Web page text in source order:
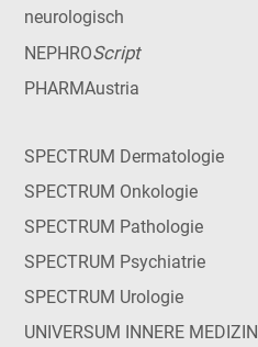
neurologisch
NEPHROScript
PHARMAustria
SPECTRUM Dermatologie
SPECTRUM Onkologie
SPECTRUM Pathologie
SPECTRUM Psychiatrie
SPECTRUM Urologie
UNIVERSUM INNERE MEDIZIN